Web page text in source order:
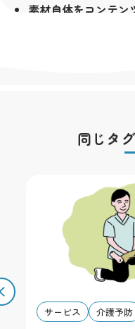
素材自体をコンテン
棄しておりません。全
素材を利用することに
は一切責任を負いかね
する場合があります。
同じタ
サービス 介護予防